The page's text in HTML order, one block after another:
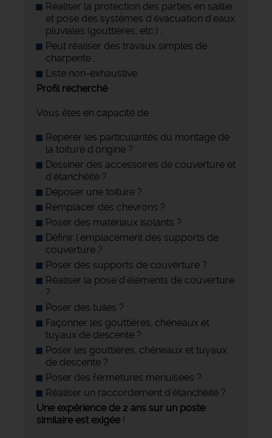
Réaliser la protection des parties en saillie
et pose des systèmes d'évacuation d'eaux
pluviales (gouttières, etc.) ;
Peut réaliser des travaux simples de
charpente ;
Liste non-exhaustive.
Profil recherché
Vous êtes en capacité de :
Repérer les particularités du montage de
la toiture d'origine ?
Dessiner des accessoires de couverture et
d'étanchéité ?
Déposer une toiture ?
Remplacer des chevrons ?
Poser des matériaux isolants ?
Définir l'emplacement des supports de
couverture ?
Poser des supports de couverture ?
Réaliser la pose d'éléments de couverture
?
Poser des tuiles ?
Façonner les gouttières, chéneaux et
tuyaux de descente ?
Poser les gouttières, chéneaux et tuyaux
de descente ?
Poser des fermetures menuisées ?
Réaliser un raccordement d'étanchéité ?
Une expérience de 2 ans sur un poste
similaire est exigée!